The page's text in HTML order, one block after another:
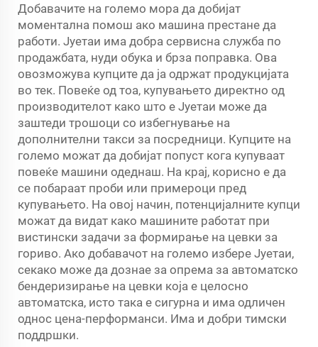
Добавачите на големо мора да добијат
моментална помош ако машина престане да
работи. Јуетаи има добра сервисна служба по
продажбата, нуди обука и брза поправка. Ова
овозможува купците да ја одржат продукцијата
во тек. Повеќе од тоа, купувањето директно од
производителот како што е Јуетаи може да
заштеди трошоци со избегнување на
дополнителни такси за посредници. Купците на
големо можат да добијат попуст кога купуваат
повеќе машини одеднаш. На крај, корисно е да
се побараат проби или примероци пред
купувањето. На овој начин, потенцијалните купци
можат да видат како машините работат при
вистински задачи за формирање на цевки за
гориво. Ако добавачот на големо избере Јуетаи,
секако може да дознае за опрема за автоматско
бендеризирање на цевки која е целосно
автоматска, исто така е сигурна и има одличен
однос цена-перформанси. Има и добри тимски
поддршки.